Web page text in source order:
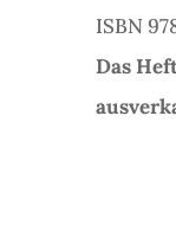
ISBN
Das